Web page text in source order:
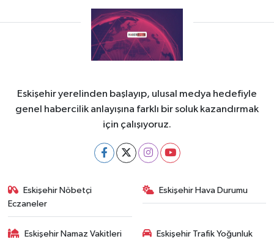
Eskişehir yerelinden başlayıp, ulusal medya hedefiyle
genel habercilik anlayışına farklı bir soluk kazandırmak
için çalışıyoruz.
Eskişehir Nöbetçi
Eczaneler
Eskişehir Hava Durumu
Eskişehir Namaz Vakitleri
Eskişehir Trafik Yoğunluk